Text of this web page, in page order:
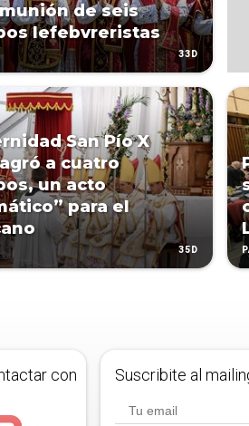
de seis
lefebvreristas
33D
San Pío X
a cuatro
un acto
para el
35D
con
Suscribite al